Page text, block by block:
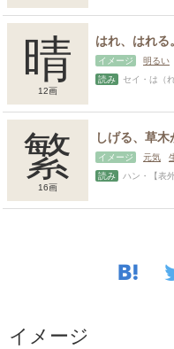
晴
12画
イメージ 明るい
読み
セイ・は（れる）
繁
16画
イメージ 元気
読み
ハン・【表外読み】
イメージ